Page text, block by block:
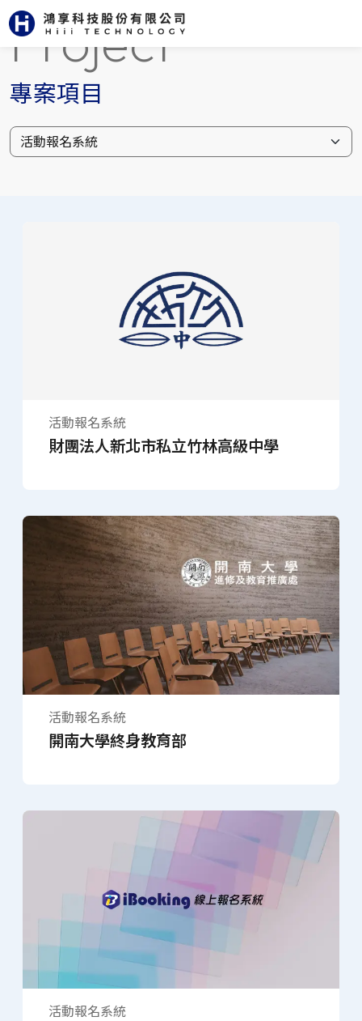
Project
專案項目
活動報名系統
財團法人新北市私立竹林高級中學
活動報名系統
開南大學終身教育部
活動報名系統